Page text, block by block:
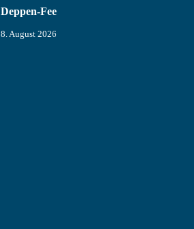
Deppen-Fee
8. August 2026